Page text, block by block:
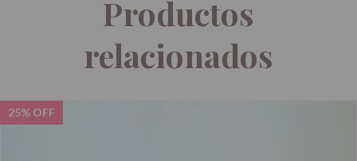
Productos
relacionados
25% OFF